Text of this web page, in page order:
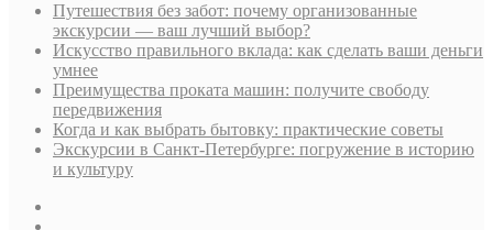
Путешествия без забот: почему организованные
экскурсии — ваш лучший выбор?
Искусство правильного вклада: как сделать ваши деньги
умнее
Преимущества проката машин: получите свободу
передвижения
Когда и как выбрать бытовку: практические советы
Экскурсии в Санкт-Петербурге: погружение в историю
и культуру